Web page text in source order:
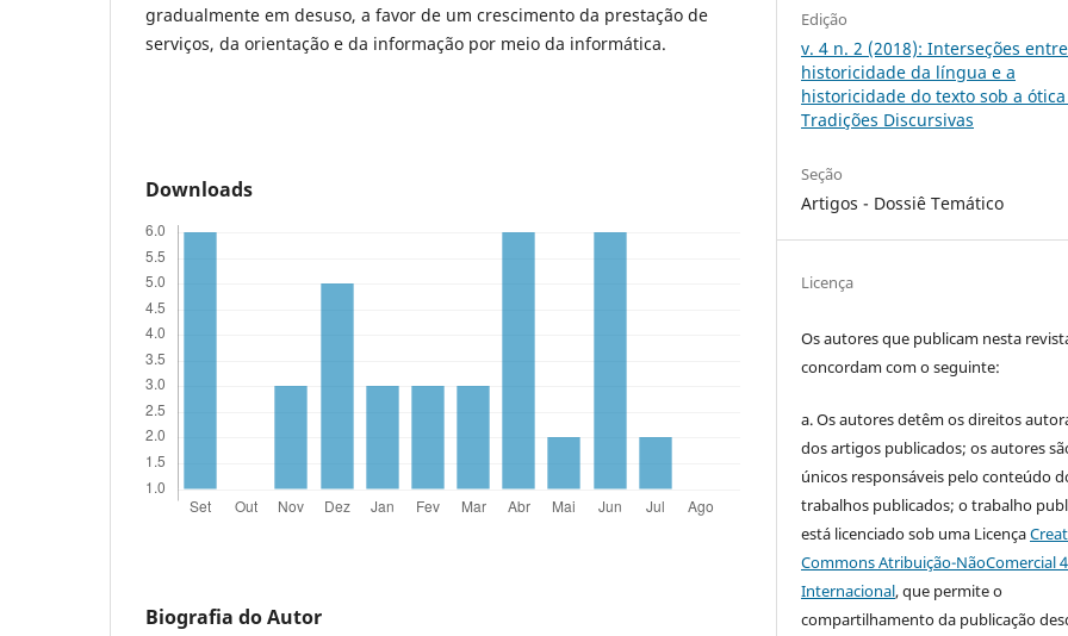
gradualmente em desuso, a favor de um crescimento da prestação de
serviços, da orientação e da informação por meio da informática.
Downloads
Biografia do Autor
Edição
v. 4 n. 2 (2018): Interseções
historicidade da língua e a
historicidade do texto sob a
Tradições Discursivas
Seção
Artigos - Dossiê Temático
Licença
Os autores que publicam nesta
concordam com o seguinte:
a.Os autores detêm os direitos
dos artigos publicados;os autores
únicos responsáveis pelo conteúdo
trabalhos publicados;o trabalho
está licenciado sob uma Licença
Commons Atribuição-NãoComercial
Internacional, que permite o
compartilhamento da publicação